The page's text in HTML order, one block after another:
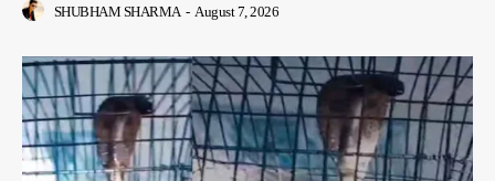
SHUBHAM SHARMA - August 7, 2026